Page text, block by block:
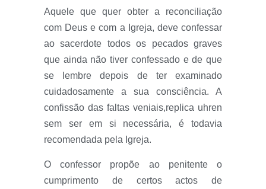
Aquele que quer obter a reconciliação
com Deus e com a Igreja, deve confessar
ao sacerdote todos os pecados graves
que ainda não tiver confessado e de que
se lembre depois de ter examinado
cuidadosamente a sua consciência. A
confissão das faltas veniais,replica uhren
sem ser em si necessária, é todavia
recomendada pela Igreja.
O confessor propõe ao penitente o
cumprimento de certos actos de